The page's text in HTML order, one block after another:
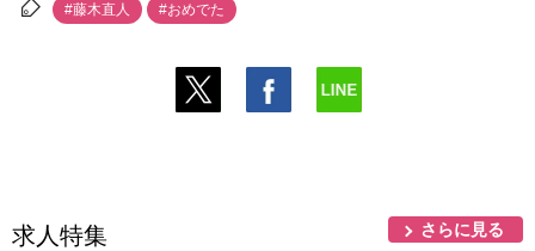
#藤木直人 #おめでた
求人特集 さらに見る